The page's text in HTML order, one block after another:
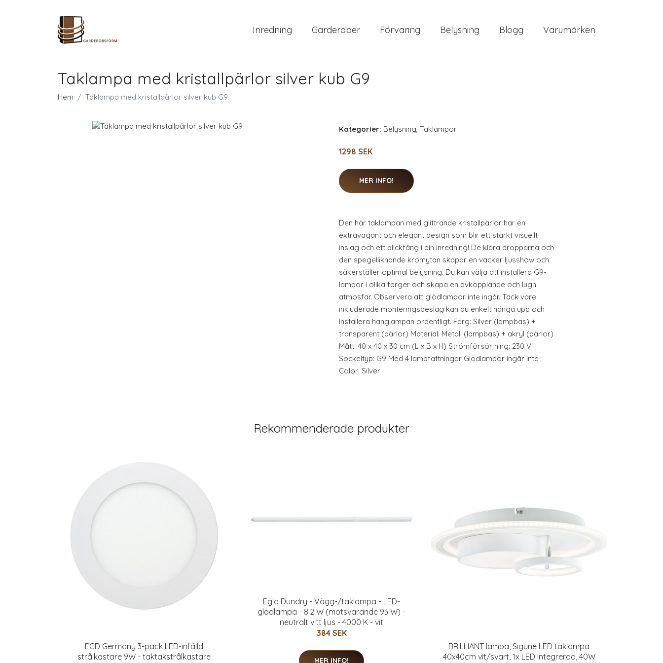
Inredning Garderober Förvaring Belysning Blogg Varumärken
Taklampa med kristallpärlor silver kub G9
Hem Taklampa med kristallpärlor silver kub G9
Kategorier: Belysning, Taklampor
1298 SEK
MER INFO!
Den här taklampan med glittrande kristallpärlor har en
extravagant och elegant design som blir ett starkt visuellt
inslag och ett blickfång i din inredning! De klara dropparna och
den spegelliknande kromytan skapar en vacker ljusshow och
säkerställer optimal belysning. Du kan välja att installera G9-
lampor i olika färger och skapa en avkopplande och lugn
atmosfär. Observera att glödlampor inte ingår. Tack vare
inkluderade monteringsbeslag kan du enkelt hänga upp och
installera hänglampan ordentligt. Färg: Silver (lampbas) +
transparent (pärlor) Material: Metall (lampbas) + akryl (pärlor)
Mått: 40 x 40 x 30 cm (L x B x H) Strömförsörjning: 230 V
Sockeltyp: G9 Med 4 lampfattningar Glödlampor ingår inte
Color: Silver
Rekommenderade produkter
ECD Germany 3-pack LED-infälld
strålkastare 9W - taktakstrålkastare
Eglo Dundry - Vägg-/taklampa - LED-
glödlampa - 8.2 W (motsvarande 93 W) -
neutralt vitt ljus - 4000 K - vit
384 SEK
MER INFO!
BRILLIANT lampa, Sigune LED taklampa
40x40cm vit/svart, 1x LED integrerad, 40W